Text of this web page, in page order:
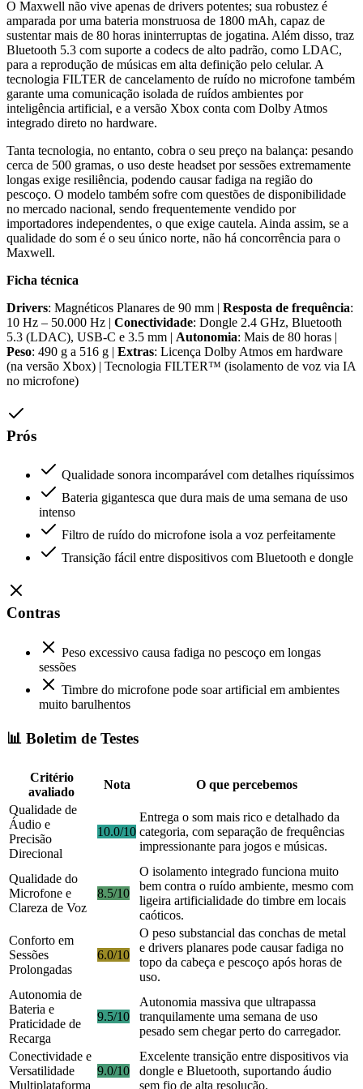
O Maxwell não vive apenas de drivers potentes; sua robustez é
amparada por uma bateria monstruosa de 1800 mAh, capaz de
sustentar mais de 80 horas ininterruptas de jogatina. Além disso, traz
Bluetooth 5.3 com suporte a codecs de alto padrão, como LDAC,
para a reprodução de músicas em alta definição pelo celular. A
tecnologia FILTER de cancelamento de ruído no microfone também
garante uma comunicação isolada de ruídos ambientes por
inteligência artificial, e a versão Xbox conta com Dolby Atmos
integrado direto no hardware.
Tanta tecnologia, no entanto, cobra o seu preço na balança: pesando
cerca de 500 gramas, o uso deste headset por sessões extremamente
longas exige resiliência, podendo causar fadiga na região do
pescoço. O modelo também sofre com questões de disponibilidade
no mercado nacional, sendo frequentemente vendido por
importadores independentes, o que exige cautela. Ainda assim, se a
qualidade do som é o seu único norte, não há concorrência para o
Maxwell.
Ficha técnica
Drivers: Magnéticos Planares de 90 mm | Resposta de frequência:
10 Hz – 50.000 Hz | Conectividade: Dongle 2.4 GHz, Bluetooth
5.3 (LDAC), USB-C e 3.5 mm | Autonomia: Mais de 80 horas |
Peso: 490 g a 516 g | Extras: Licença Dolby Atmos em hardware
(na versão Xbox) | Tecnologia FILTER™ (isolamento de voz via IA
no microfone)
Prós
Qualidade sonora incomparável com detalhes riquíssimos
Bateria gigantesca que dura mais de uma semana de uso
intenso
Filtro de ruído do microfone isola a voz perfeitamente
Transição fácil entre dispositivos com Bluetooth e dongle
Contras
Peso excessivo causa fadiga no pescoço em longas
sessões
Timbre do microfone pode soar artificial em ambientes
muito barulhentos
📊 Boletim de Testes
Critério
avaliado
Nota
O que percebemos
Qualidade de
Áudio e
Precisão
Direcional
10.0/10
Entrega o som mais rico e detalhado da
categoria, com separação de frequências
impressionante para jogos e músicas.
Qualidade do
Microfone e
Clareza de Voz
8.5/10
O isolamento integrado funciona muito
bem contra o ruído ambiente, mesmo com
ligeira artificialidade do timbre em locais
caóticos.
Conforto em
Sessões
Prolongadas
6.0/10
O peso substancial das conchas de metal
e drivers planares pode causar fadiga no
topo da cabeça e pescoço após horas de
uso.
Autonomia de
Bateria e
Praticidade de
Recarga
9.5/10
Autonomia massiva que ultrapassa
tranquilamente uma semana de uso
pesado sem chegar perto do carregador.
Conectividade e
Versatilidade
Multiplataforma
9.0/10
Excelente transição entre dispositivos via
dongle e Bluetooth, suportando áudio
sem fio de alta resolução.